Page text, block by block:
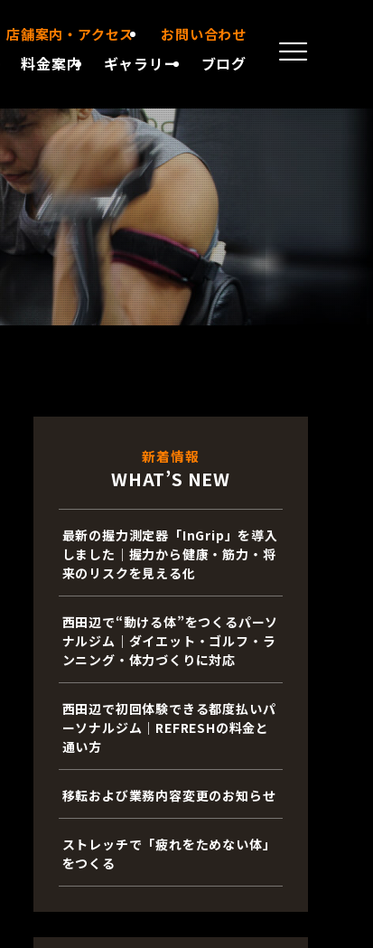
料金案内 ギャラリー ブログ
店舗案内・アクセス お問い合わせ
新着情報
WHAT’S NEW
最新の握力測定器「InGrip」を導入
しました｜握力から健康・筋力・将
来のリスクを見える化
西田辺で“動ける体”をつくるパーソ
ナルジム｜ダイエット・ゴルフ・ラ
ンニング・体力づくりに対応
西田辺で初回体験できる都度払いパ
ーソナルジム｜REFRESHの料金と
通い方
移転および業務内容変更のお知らせ
ストレッチで「疲れをためない体」
をつくる